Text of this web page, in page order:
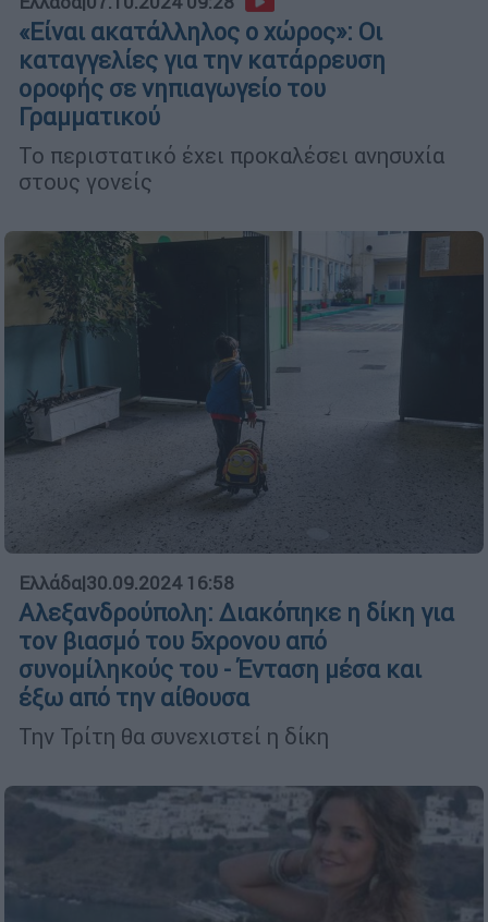
«Είναι ακατάλληλος ο χώρος»: Οι
καταγγελίες για την κατάρρευση
οροφής σε νηπιαγωγείο του
Γραμματικού
Το περιστατικό έχει προκαλέσει ανησυχία
στους γονείς
Ελλάδα|30.09.2024 16:58
Αλεξανδρούπολη: Διακόπηκε η δίκη για
τον βιασμό του 5χρονου από
συνομίληκούς του - Ένταση μέσα και
έξω από την αίθουσα
Την Τρίτη θα συνεχιστεί η δίκη